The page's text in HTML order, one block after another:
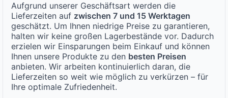
Aufgrund unserer Geschäftsart werden die
Lieferzeiten auf zwischen 7 und 15 Werktagen
geschätzt. Um Ihnen niedrige Preise zu garantieren,
halten wir keine großen Lagerbestände vor. Dadurch
erzielen wir Einsparungen beim Einkauf und können
Ihnen unsere Produkte zu den besten Preisen
anbieten. Wir arbeiten kontinuierlich daran, die
Lieferzeiten so weit wie möglich zu verkürzen – für
Ihre optimale Zufriedenheit.